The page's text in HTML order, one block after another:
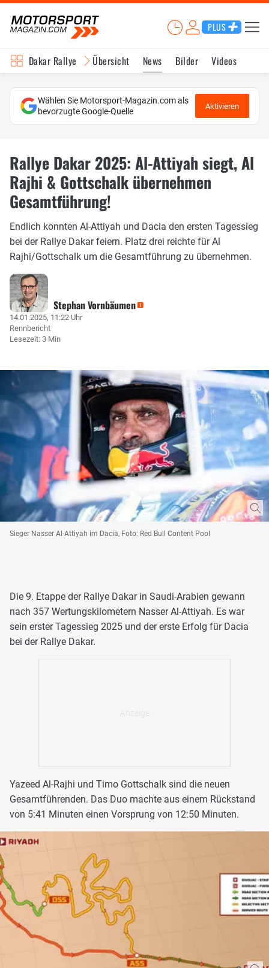
PLUS
Dakar Rallye Übersicht News Bilder Videos
Wählen Sie Motorsport-Magazin.com als
bevorzugte Google-Quelle
Aktivieren
Rallye Dakar 2025: Al-Attiyah siegt, Al
Rajhi & Gottschalk übernehmen
Gesamtführung!
Endlich konnten Al-Attiyah und Dacia den ersten Tagessieg
bei der Rallye Dakar feiern. Platz drei reichte für Al
Rajhi/Gottschalk um die Gesamtführung zu übernehmen.
Stephan Vornbäumen
14.01.2025, 11:22 Uhr
Rennbericht
Lesezeit: 3 Min
Sieger Nasser Al-Attiyah im Dacia, Foto: Red Bull Content Pool
Die 9. Etappe der Rallye Dakar in Saudi-Arabien gewann
nach 357 Wertungskilometern Nasser Al-Attiyah. Es war
sein erster Tagessieg 2025 und der erste Erfolg für Dacia
bei der Rallye Dakar.
Yazeed Al-Rajhi und Timo Gottschalk sind die neuen
Gesamtführenden. Das Duo machte aus einem Rückstand
von 5:41 Minuten einen Vorsprung von 12:50 Minuten.